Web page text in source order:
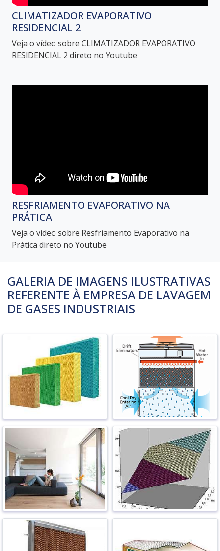
CLIMATIZADOR EVAPORATIVO
RESIDENCIAL 2
Veja o vídeo sobre CLIMATIZADOR EVAPORATIVO
RESIDENCIAL 2 direto no Youtube
RESFRIAMENTO EVAPORATIVO NA
PRÁTICA
Veja o vídeo sobre Resfriamento Evaporativo na
Prática direto no Youtube
GALERIA DE IMAGENS ILUSTRATIVAS
REFERENTE À EMPRESA DE LAVAGEM
DE GASES INDUSTRIAIS